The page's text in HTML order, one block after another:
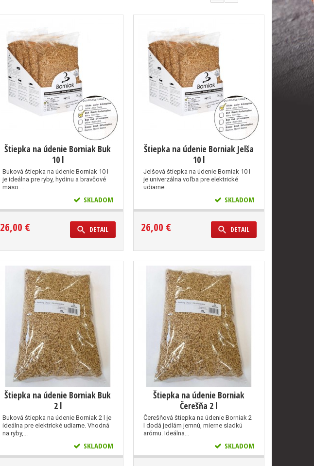
Štiepka na údenie Borniak Buk
10 l
Buková štiepka na údenie Borniak 10 l
je ideálna pre ryby, hydinu a bravčové
mäso....
SKLADOM
26,00 € DETAIL
Štiepka na údenie Borniak Jelša
10 l
Jelšová štiepka na údenie Borniak 10 l
je univerzálna voľba pre elektrické
udiarne....
SKLADOM
26,00 € DETAIL
Štiepka na údenie Borniak Buk
2 l
Buková štiepka na údenie Borniak 2 l je
ideálna pre elektrické udiarne. Vhodná
na ryby,...
SKLADOM
Štiepka na údenie Borniak
Čerešňa 2 l
Čerešňová štiepka na údenie Borniak 2
l dodá jedlám jemnú, mierne sladkú
arómu. Ideálna...
SKLADOM